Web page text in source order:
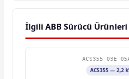
İlgili ABB Sürücü Ürünleri
ACS355-03E-
ACS355 — 2,2